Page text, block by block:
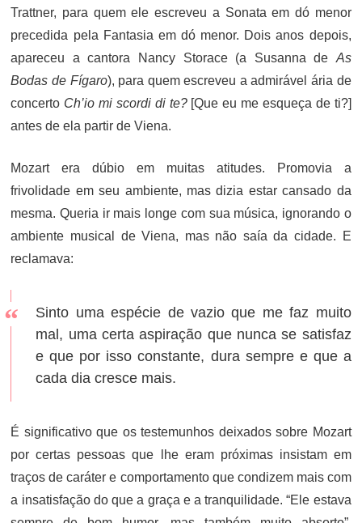
Trattner, para quem ele escreveu a Sonata em dó menor
precedida pela Fantasia em dó menor. Dois anos depois,
apareceu a cantora Nancy Storace (a Susanna de As
Bodas de Fígaro), para quem escreveu a admirável ária de
concerto Ch’io mi scordi di te?[Que eu me esqueça de ti?]
antes de ela partir de Viena.
Mozart era dúbio em muitas atitudes. Promovia a
frivolidade em seu ambiente, mas dizia estar cansado da
mesma. Queria ir mais longe com sua música, ignorando o
ambiente musical de Viena, mas não saía da cidade. E
reclamava:
Sinto uma espécie de vazio que me faz muito
mal, uma certa aspiração que nunca se satisfaz
e que por isso constante, dura sempre e que a
cada dia cresce mais.
É significativo que os testemunhos deixados sobre Mozart
por certas pessoas que lhe eram próximas insistam em
traços de caráter e comportamento que condizem mais com
a insatisfação do que a graça e a tranquilidade. “Ele estava